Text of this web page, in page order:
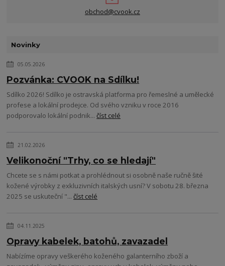
obchod@cvook.cz
Novinky
05.05.2026
Pozvánka: CVOOK na Sdílku!
Sdílko 2026! Sdílko je ostravská platforma pro řemeslné a umělecké
profese a lokální prodejce. Od svého vzniku v roce 2016
podporovalo lokální podnik...číst celé
21.02.2026
Velikonoční "Trhy, co se hledají"
Chcete se s námi potkat a prohlédnout si osobně naše ručně šité
kožené výrobky z exkluzivních italských usní? V sobotu 28. března
2025 se uskuteční "...číst celé
04.11.2025
Opravy kabelek, batohů, zavazadel
Nabízíme opravy veškerého koženého galanterního zboží a